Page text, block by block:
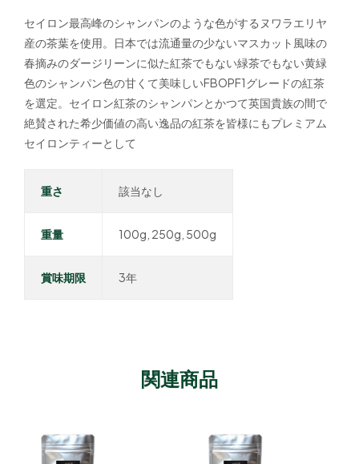
セイロン最高峰のシャンパンのような色がするヌワラエリヤ
産の茶葉を使用。日本では流通量の少ないマスカット風味の
春摘みのダージリーンに似た紅茶でもない緑茶でもない黄緑
色のシャンパン色の甘くて美味しいFBOPF1グレードの紅茶
を選定。セイロン紅茶のシャンパンとかつて英国貴族の間で
絶賛された希少価値の高い逸品の紅茶を皆様にもプレミアム
セイロンティーとして
重さ 該当なし
重量 100g, 250g, 500g
賞味期限 3年
関連商品